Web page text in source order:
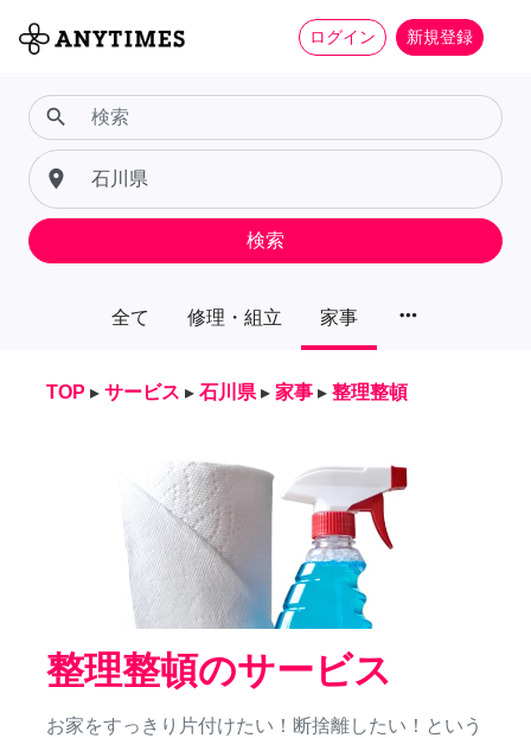
ログイン 新規登録
全て 修理・組立 家事 more_horiz
search
place
検索
TOP ▸ サービス ▸ 石川県 ▸ 家事 ▸ 整理整頓
整理整頓のサービス
お家をすっきり片付けたい！断捨離したい！という